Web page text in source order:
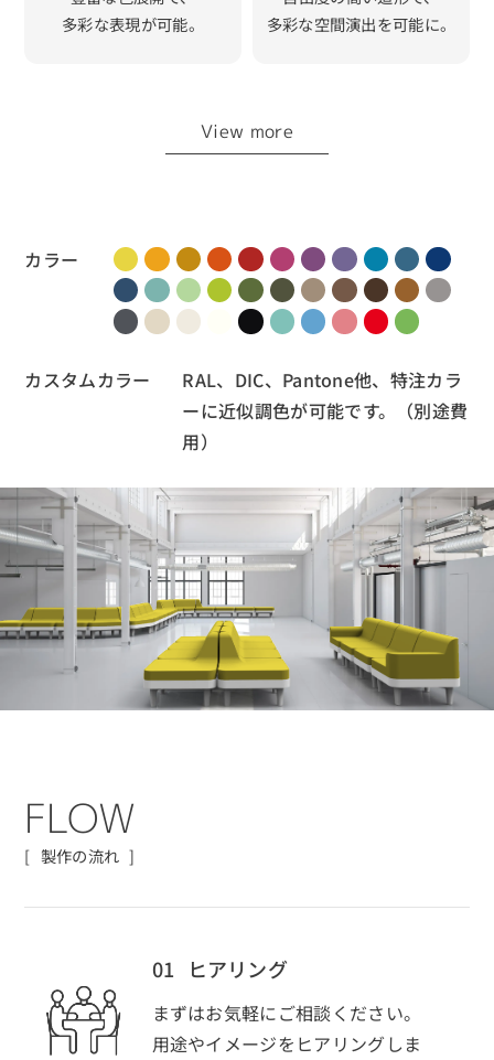
多彩な表現が可能。
多彩な空間演出を可能に。
View more
カラー
カスタムカラー
RAL、DIC、Pantone他、特注カラ
ーに近似調色が可能です。（別途費
用）
FLOW
製作の流れ
01 ヒアリング
まずはお気軽にご相談ください。
用途やイメージをヒアリングしま